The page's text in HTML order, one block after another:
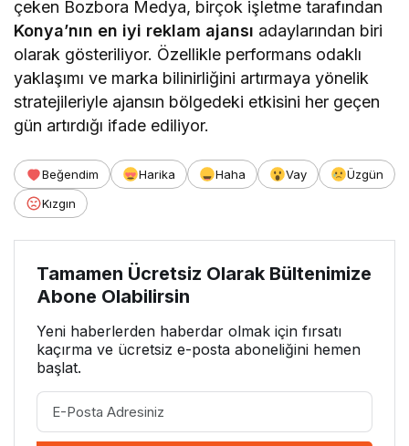
çeken Bozbora Medya, birçok işletme tarafından
Konya’nın en iyi reklam ajansı adaylarından biri
olarak gösteriliyor. Özellikle performans odaklı
yaklaşımı ve marka bilinirliğini artırmaya yönelik
stratejileriyle ajansın bölgedeki etkisini her geçen
gün artırdığı ifade ediliyor.
Beğendim Harika Haha Vay
Üzgün
Kızgın
Tamamen Ücretsiz Olarak Bültenimize
Abone Olabilirsin
Yeni haberlerden haberdar olmak için fırsatı
kaçırma ve ücretsiz e-posta aboneliğini hemen
başlat.